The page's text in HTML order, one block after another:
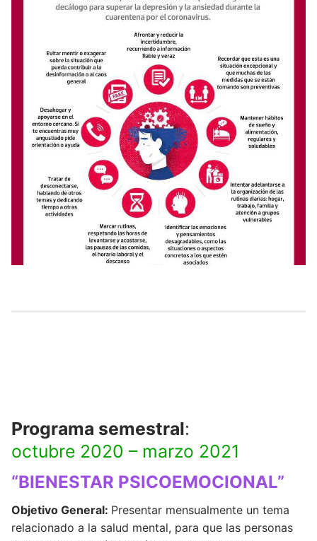
Programa semestral:
octubre 2020 – marzo 2021
“BIENESTAR PSICOEMOCIONAL”
Objetivo General: Presentar mensualmente un tema
relacionado a la salud mental, para que las personas